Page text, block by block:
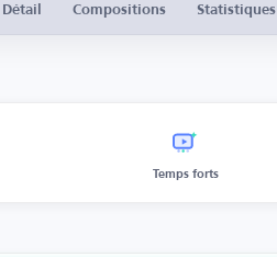
Détail Compositions Statistiques
Temps forts